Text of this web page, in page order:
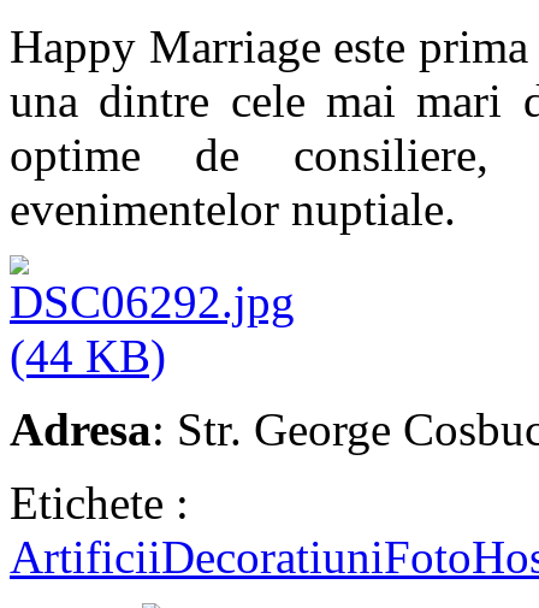
Happy Marriage este
una dintre cele mai mari
optime de consiliere,
evenimentelor nuptiale.
Adresa: Str. George
Etichete :
ArtificiiDecoratiuniFoto